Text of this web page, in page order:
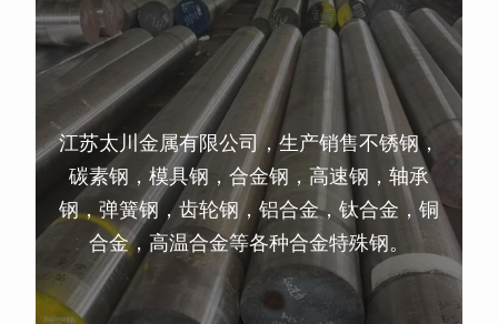
江苏太川金属有限公司，生产销售不锈钢，
碳素钢，模具钢，合金钢，高速钢，轴承
钢，弹簧钢，齿轮钢，铝合金，钛合金，铜
合金，高温合金等各种合金特殊钢。